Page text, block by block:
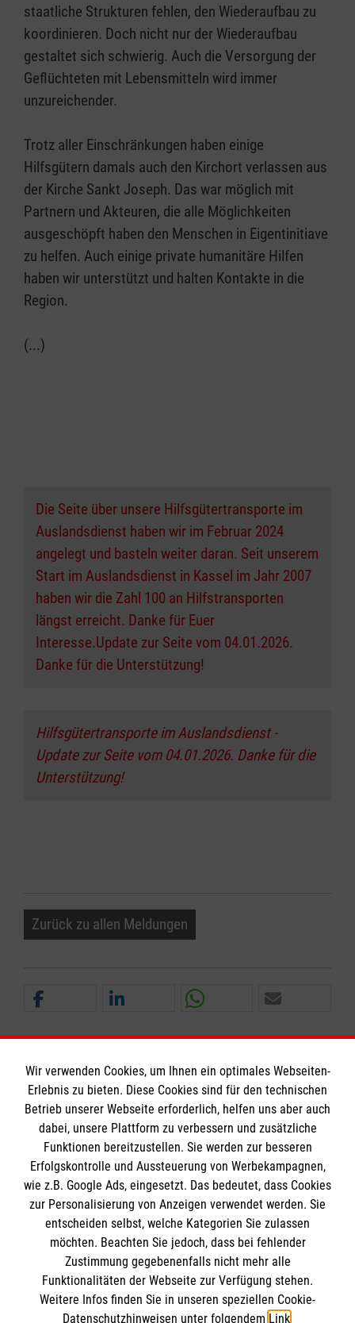
staatliche Strukturen fehlen, den Wiederaufbau zu
koordinieren. Doch nicht nur der Wiederaufbau
gestaltet sich schwierig. Auch die Versorgung der
Geflüchteten mit Lebensmitteln wird immer
unzureichender.
Trotz aller Einschränkungen haben einige
Hilfsgütern damals auch den Kirchort verlassen aus
der Kirche Sankt Joseph. Das war möglich mit
Partnern und Akteuren, die alle Möglichkeiten
ausgeschöpft haben den Menschen in Eigentinitiave
zu helfen. Auch einige private humanitäre Hilfen
haben wir unterstützt und halten Kontakte in die
Region.
(...)
Die Seite über unsere Hilfsgütertransporte im
Auslandsdienst haben wir im Februar 2024
angelegt und basteln weiter daran. Seit unserem
Start im Auslandsdienst in Kassel im Jahr 2007
haben wir die Zahl 100 an Hilfstransporten
längst erreicht. Danke für Euer
Interesse.Update zur Seite vom 04.01.2026.
Danke für die Unterstützung!
Hilfsgütertransporte im Auslandsdienst -
Update zur Seite vom 04.01.2026. Danke für die
Unterstützung!
Zurück zu allen Meldungen
Informationen
Impressum
Datenschutz
Barrierefreiheit
Kontakt
Die Malteser
Malteser in Deutschland
Malteserorden
Sharepoint
Spendenkonto
Wir verwenden Cookies, um Ihnen ein optimales Webseiten-
Erlebnis zu bieten. Diese Cookies sind für den technischen
Betrieb unserer Webseite erforderlich, helfen uns aber auch
dabei, unsere Plattform zu verbessern und zusätzliche
Funktionen bereitzustellen. Sie werden zur besseren
Erfolgskontrolle und Aussteuerung von Werbekampagnen,
wie z.B. Google Ads, eingesetzt. Das bedeutet, dass Cookies
zur Personalisierung von Anzeigen verwendet werden. Sie
entscheiden selbst, welche Kategorien Sie zulassen
möchten. Beachten Sie jedoch, dass bei fehlender
Zustimmung gegebenenfalls nicht mehr alle
Funktionalitäten der Webseite zur Verfügung stehen.
Weitere Infos finden Sie in unseren speziellen Cookie-
Datenschutzhinweisen unter folgendem Link.